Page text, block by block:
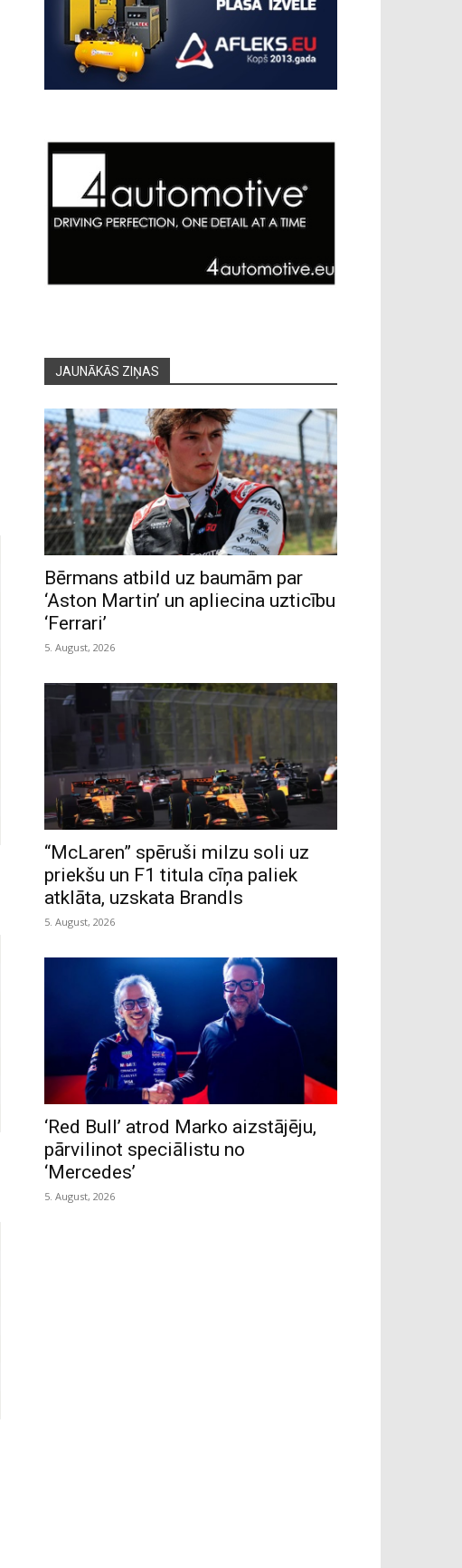
JAUNĀKĀS ZIŅAS
Bērmans atbild uz baumām par
‘Aston Martin’ un apliecina uzticību
‘Ferrari’
5. August, 2026
“McLaren” spēruši milzu soli uz
priekšu un F1 titula cīņa paliek
atklāta, uzskata Brandls
5. August, 2026
‘Red Bull’ atrod Marko aizstājēju,
pārvilinot speciālistu no
‘Mercedes’
5. August, 2026